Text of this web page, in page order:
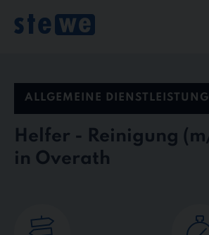
content
ALLGEMEINE DIENSTLEISTUNG
Helfer - Reinigung
in Overath